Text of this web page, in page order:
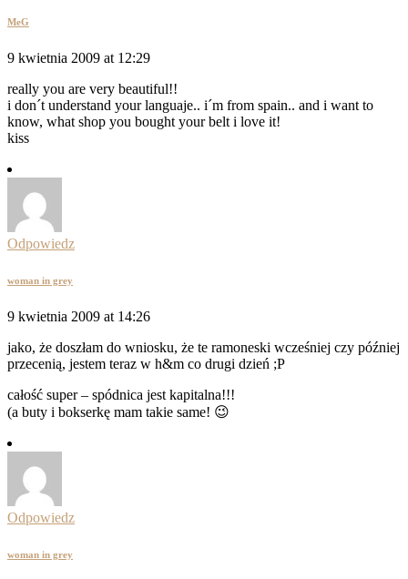
MeG
9 kwietnia 2009 at 12:29
really you are very beautiful!!
i don´t understand your languaje.. i´m from spain.. and i want to
know, what shop you bought your belt i love it!
kiss
Odpowiedz
woman in grey
9 kwietnia 2009 at 14:26
jako, że doszłam do wniosku, że te ramoneski wcześniej czy później
przecenią, jestem teraz w h&m co drugi dzień ;P
całość super – spódnica jest kapitalna!!!
(a buty i bokserkę mam takie same! 😉
Odpowiedz
woman in grey